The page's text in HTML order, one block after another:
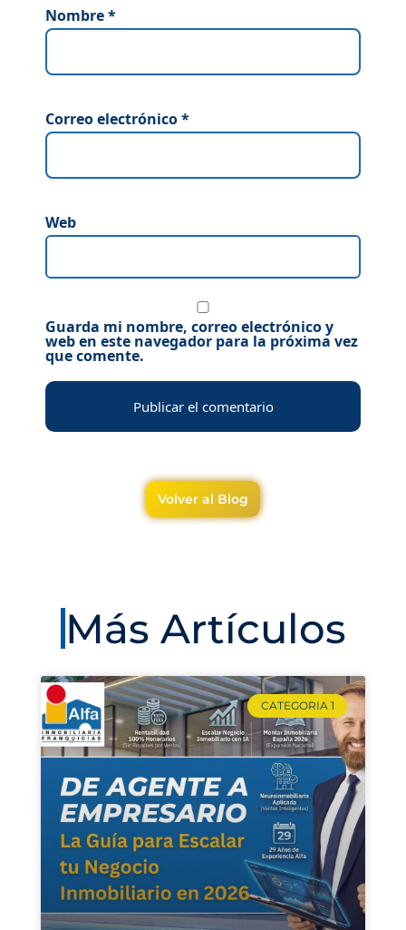
Nombre*
Correo electrónico*
Web
Guarda mi nombre, correo electrónico y
web en este navegador para la próxima vez
que comente.
Volver al Blog
Más Artículos
CATEGORIA 1